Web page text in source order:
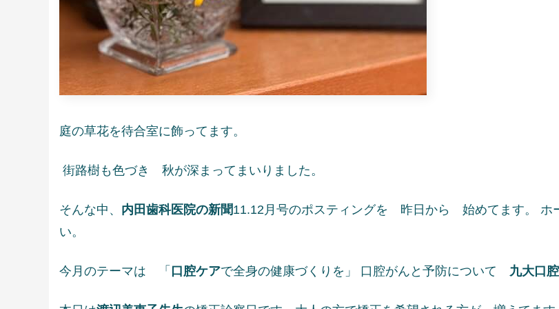
庭の草花を待合室に飾ってます。
街路樹も色づき 秋が深まってまいりました。
そんな中、 内田歯科医院の新聞11.12月号のポスティングを 昨日から 始めてます。
い。
今月のテーマは 「 口腔ケアで全身の健康づくりを」 口腔がんと予防について 九大口